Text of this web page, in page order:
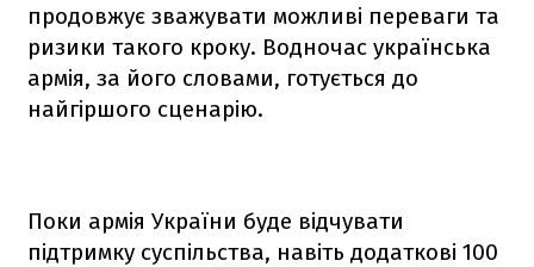
продовжує зважувати можливі переваги та
ризики такого кроку. Водночас українська
армія, за його словами, готується до
найгіршого сценарію.
Поки армія України буде відчувати
підтримку суспільства, навіть додаткові 100